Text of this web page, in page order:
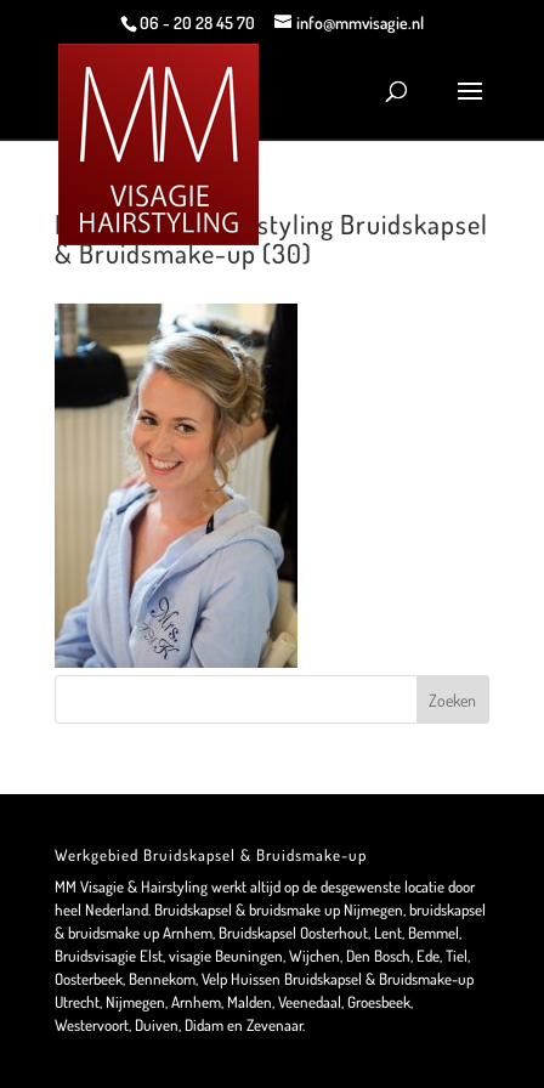
06 - 20 28 45 70 info@mmvisagie.nl
MM Visagie & Hairstyling Bruidskapsel
& Bruidsmake-up (30)
Werkgebied Bruidskapsel & Bruidsmake-up
MM Visagie & Hairstyling werkt altijd op de desgewenste locatie door
heel Nederland. Bruidskapsel & bruidsmake up Nijmegen, bruidskapsel
& bruidsmake up Arnhem, Bruidskapsel Oosterhout, Lent, Bemmel,
Bruidsvisagie Elst, visagie Beuningen, Wijchen, Den Bosch, Ede, Tiel,
Oosterbeek, Bennekom, Velp Huissen Bruidskapsel & Bruidsmake-up
Utrecht, Nijmegen, Arnhem, Malden, Veenedaal, Groesbeek,
Westervoort, Duiven, Didam en Zevenaar.